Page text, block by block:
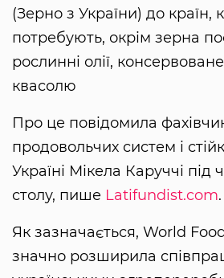
(Зерно з України) до країн,
потребують, окрім зерна
рослинні олії,
квасолю
Про це повідомила
продовольчих систем і
Україні Мікела Каруччі під
столу, пише Latifundist.com.
Як зазначається, World
значно розширила